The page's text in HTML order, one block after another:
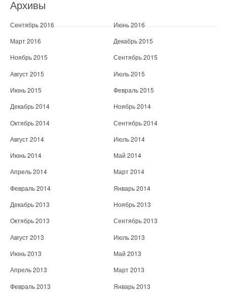
Архивы
Сентябрь 2016
Июнь 2016
Март 2016
Декабрь 2015
Ноябрь 2015
Сентябрь 2015
Август 2015
Июль 2015
Июнь 2015
Февраль 2015
Декабрь 2014
Ноябрь 2014
Октябрь 2014
Сентябрь 2014
Август 2014
Июль 2014
Июнь 2014
Май 2014
Апрель 2014
Март 2014
Февраль 2014
Январь 2014
Декабрь 2013
Ноябрь 2013
Октябрь 2013
Сентябрь 2013
Август 2013
Июль 2013
Июнь 2013
Май 2013
Апрель 2013
Март 2013
Февраль 2013
Январь 2013